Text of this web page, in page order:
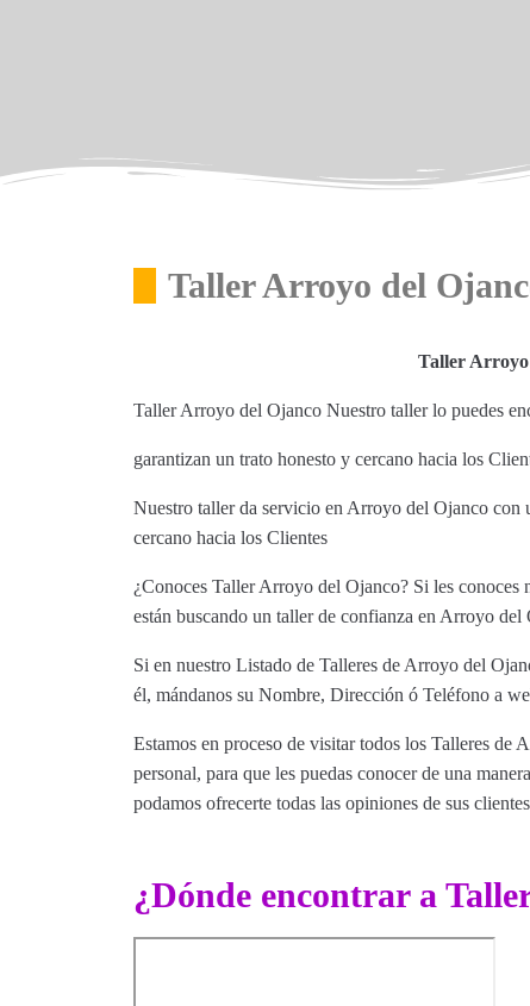
Taller Arroyo del
Taller
Taller Arroyo del Ojanco Nuestro taller lo puedes
garantizan un trato honesto y cercano hacia los
Nuestro taller da servicio en Arroyo del Ojanco con
cercano hacia los Clientes
¿Conoces Taller Arroyo del Ojanco? Si les conoces
están buscando un taller de confianza en Arroyo
Si en nuestro Listado de Talleres de Arroyo del
él, mándanos su Nombre, Dirección ó Teléfono a
Estamos en proceso de visitar todos los Talleres de
personal, para que les puedas conocer de una
podamos ofrecerte todas las opiniones de sus
¿Dónde encontrar a